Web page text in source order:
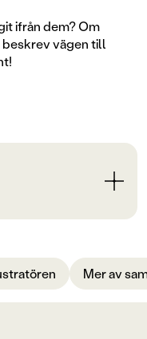
ifrån dem? Om
beskrev vägen till
Mer av